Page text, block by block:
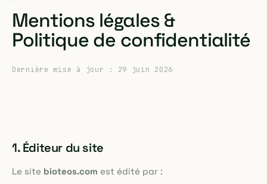
Mentions légales &
Politique de confidentialité
Dernière mise à jour : 29 juin 2026
1. Éditeur du site
Le site bioteos.com est édité par :